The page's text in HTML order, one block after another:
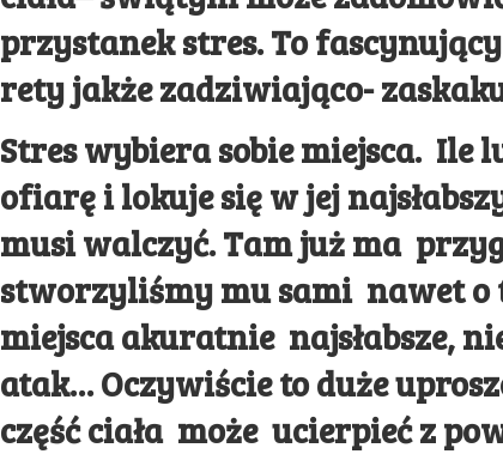
przystanek stres. To
rety jakże zadziwiająco-
Stres wybiera sobie miejsca. Ile
ofiarę i lokuje się w jej
musi walczyć. Tam już ma
stworzyliśmy mu sami nawet o
miejsca akuratnie najsłabsze,
atak… Oczywiście to duże
część ciała może ucierpieć z